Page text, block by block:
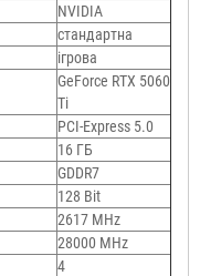
NVIDIA
стандартна
ігрова
GeForce RTX 5060
Ti
PCI-Express 5.0
16 ГБ
GDDR7
128 Bit
2617 MHz
28000 MHz
4